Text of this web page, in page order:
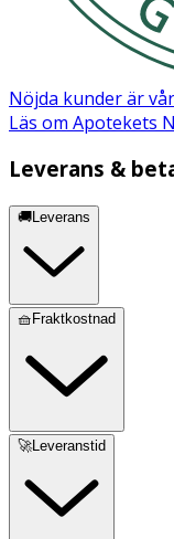
Nöjda kunder är
Läs om Apotekets
Leverans &
🚚Leverans
🧺Fraktkostnad
🚀Leveranstid